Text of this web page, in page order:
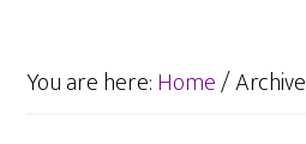
You are here:Home/